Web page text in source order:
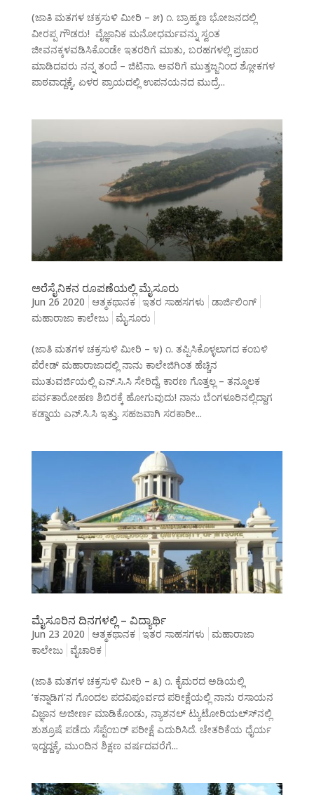
(ಜಾತಿ ಮತಗಳ ಚಕ್ರಸುಳಿ ಮೀರಿ – ೫) ೧. ಬ್ರಾಹ್ಮಣ ಭೋಜನದಲ್ಲಿ
ವೀರಪ್ಪ ಗೌಡರು! ವೈಜ್ಞಾನಿಕ ಮನೋಧರ್ಮವನ್ನು ಸ್ವಂತ
ಜೀವನಕ್ಕಳವಡಿಸಿಕೊಂಡೇ ಇತರರಿಗೆ ಮಾತು, ಬರಹಗಳಲ್ಲಿ ಪ್ರಚಾರ
ಮಾಡಿದವರು ನನ್ನ ತಂದೆ – ಜಿಟಿನಾ. ಅವರಿಗೆ ಮುತ್ತಜ್ಜನಿಂದ ಶ್ಲೋಕಗಳ
ಪಾಠವಾದ್ದಕ್ಕೆ, ಏಳರ ಪ್ರಾಯದಲ್ಲಿ ಉಪನಯನದ ಮುದ್ರೆ...
ಅರೆಸೈನಿಕನ ರೂಪಣೆಯಲ್ಲಿ ಮೈಸೂರು
Jun 26 2020 ಆತ್ಮಕಥಾನಕ ಇತರ ಸಾಹಸಗಳು ಡಾರ್ಜಿಲಿಂಗ್
ಮಹಾರಾಜಾ ಕಾಲೇಜು ಮೈಸೂರು
(ಜಾತಿ ಮತಗಳ ಚಕ್ರಸುಳಿ ಮೀರಿ – ೪) ೧. ತಪ್ಪಿಸಿಕೊಳ್ಳಲಾಗದ ಕಂಬಳಿ
ಪೆರೇಡ್ ಮಹಾರಾಜಾದಲ್ಲಿ ನಾನು ಕಾಲೇಜಿಗಿಂತ ಹೆಚ್ಚಿನ
ಮುತುವರ್ಜಿಯಲ್ಲಿ ಎನ್.ಸಿ.ಸಿ ಸೇರಿದ್ದೆ. ಕಾರಣ ಗೊತ್ತಲ್ಲ – ತನ್ಮೂಲಕ
ಪರ್ವತಾರೋಹಣ ಶಿಬಿರಕ್ಕೆ ಹೋಗುವುದು! ನಾನು ಬೆಂಗಳೂರಿನಲ್ಲಿದ್ದಾಗ
ಕಡ್ಡಾಯ ಎನ್.ಸಿ.ಸಿ ಇತ್ತು. ಸಹಜವಾಗಿ ಸರಕಾರೀ...
ಮೈಸೂರಿನ ದಿನಗಳಲ್ಲಿ – ವಿದ್ಯಾರ್ಥಿ
Jun 23 2020 ಆತ್ಮಕಥಾನಕ ಇತರ ಸಾಹಸಗಳು ಮಹಾರಾಜಾ
ಕಾಲೇಜು ವೈಚಾರಿಕ
(ಜಾತಿ ಮತಗಳ ಚಕ್ರಸುಳಿ ಮೀರಿ – ೩) ೧. ಕೈಮರದ ಅಡಿಯಲ್ಲಿ
‘ಕನ್ನಾಡಿಗ’ನ ಗೊಂದಲ ಪದವಿಪೂರ್ವದ ಪರೀಕ್ಷೆಯಲ್ಲಿ ನಾನು ರಸಾಯನ
ವಿಜ್ಞಾನ ಅಜೀರ್ಣ ಮಾಡಿಕೊಂಡು, ನ್ಯಾಶನಲ್ ಟ್ಯುಟೋರಿಯಲ್ಸ್‍ನಲ್ಲಿ
ಶುಶ್ರೂಷೆ ಪಡೆದು ಸೆಪ್ಟೆಂಬರ್ ಪರೀಕ್ಷೆ ಎದುರಿಸಿದೆ. ಚೇತರಿಕೆಯ ಧೈರ್ಯ
ಇದ್ದದ್ದಕ್ಕೆ, ಮುಂದಿನ ಶಿಕ್ಷಣ ವರ್ಷದವರೆಗೆ...